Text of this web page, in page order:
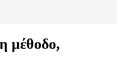
μέθοδο,